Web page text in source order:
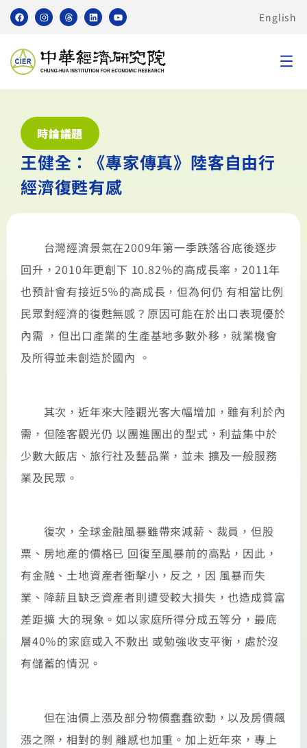
English
時論議題
王健全：《專家傳真》陸客自由行
經濟復甦有感
台灣經濟景氣在2009年第一季跌落谷底後逐步
回升，2010年更創下 10.82％的高成長率，2011年
也預計會有接近5％的高成長，但為何仍 有相當比例
民眾對經濟的復甦無感？原因可能在於出口表現優於
內需 ，但出口產業的生產基地多數外移，就業機會
及所得並未創造於國內 。
其次，近年來大陸觀光客大幅增加，雖有利於內
需，但陸客觀光仍 以團進團出的型式，利益集中於
少數大飯店、旅行社及藝品業，並未 擴及一般服務
業及民眾。
復次，全球金融風暴雖帶來減薪、裁員，但股
票、房地產的價格已 回復至風暴前的高點，因此，
有金融、土地資產者衝擊小，反之，因 風暴而失
業、降薪且缺乏資產者則遭受較大損失，也造成貧富
差距擴 大的現象。如以家庭所得分成五等分，最底
層40％的家庭或入不敷出 或勉強收支平衡，處於沒
有儲蓄的情況。
但在油價上漲及部分物價蠢蠢欲動，以及房價飆
漲之際，相對的剝 離感也加重。加上近年來，專上